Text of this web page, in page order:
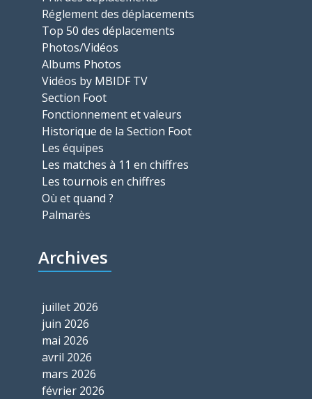
Réglement des déplacements
Top 50 des déplacements
Photos/Vidéos
Albums Photos
Vidéos by MBIDF TV
Section Foot
Fonctionnement et valeurs
Historique de la Section Foot
Les équipes
Les matches à 11 en chiffres
Les tournois en chiffres
Où et quand ?
Palmarès
Archives
juillet 2026
juin 2026
mai 2026
avril 2026
mars 2026
février 2026